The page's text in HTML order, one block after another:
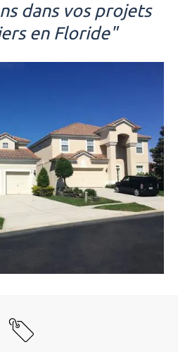
dans vos projets
en Floride"